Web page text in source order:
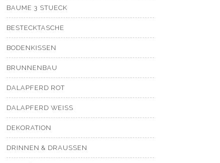
BAUME 3 STUECK
BESTECKTASCHE
BODENKISSEN
BRUNNENBAU
DALAPFERD ROT
DALAPFERD WEISS
DEKORATION
DRINNEN & DRAUSSEN